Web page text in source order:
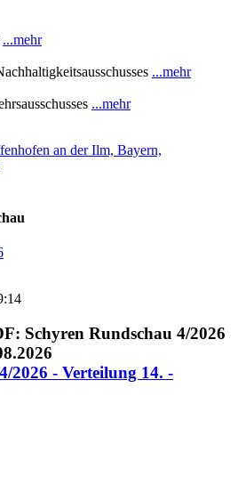
...mehr
...mehr
...mehr
2026 - Verteilung 14. -